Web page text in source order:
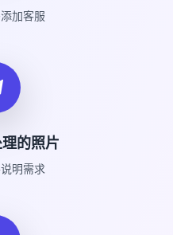
加客服
的照片
明需求